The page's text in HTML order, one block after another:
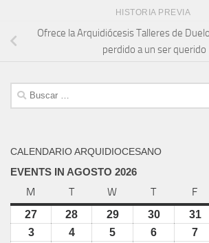
HISTORIA PREVIA
Ofrece la Arquidiócesis Talleres de
perdido a un ser querido
Buscar:
CALENDARIO ARQUIDIOCESANO
EVENTS IN AGOSTO 2026
M Tmartes W miércoles
Tjueves F
27 28 29julio
30julio
31
3agosto4agosto5 agosto6 agosto7